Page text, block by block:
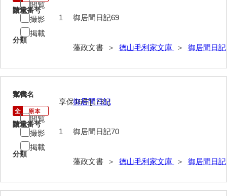
高札控
朝鮮人来聘記
政刑両余藪目簿
治法捷径録
請求番号
御居間日記69
分類
藩政文書 ＞ 徳山毛利家文庫 ＞ 御居間日記
数量
1
閲覧
撮影
掲載
70
文書名
御居間日記
請求番号
御居間日記70
分類
藩政文書 ＞ 徳山毛利家文庫 ＞ 御居間日記
年代
享保16年[1731]
数量
1
閲覧
撮影
掲載